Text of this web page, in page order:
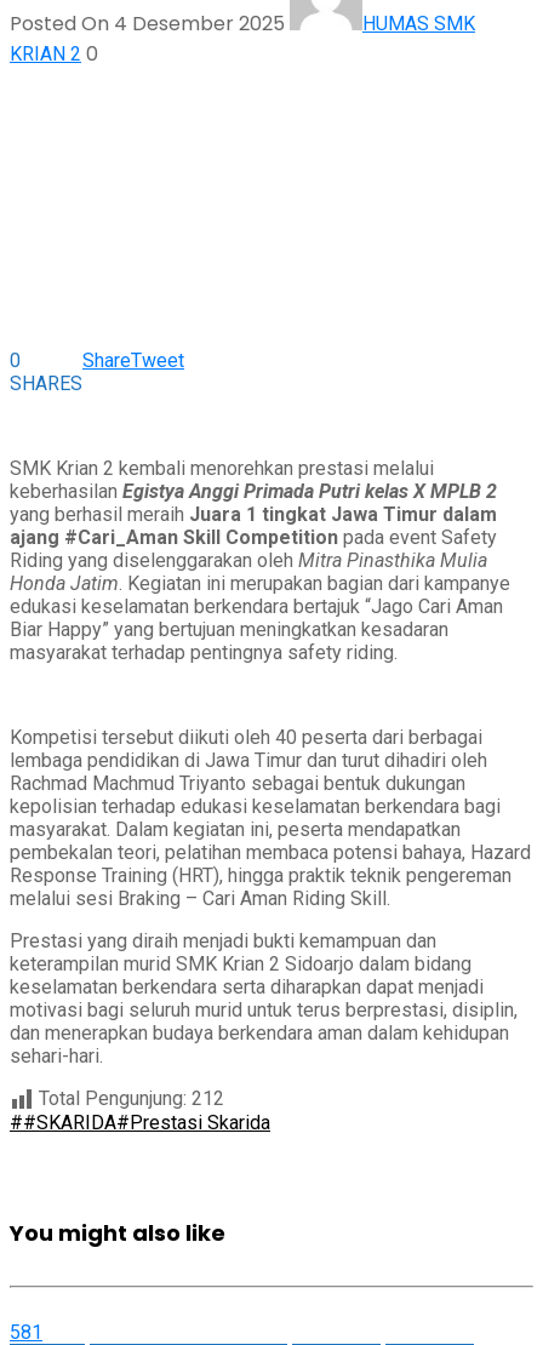
Posted On 4 Desember 2025
HUMAS SMK
KRIAN 2 0
0
SHARES
ShareTweet
SMK Krian 2 kembali menorehkan prestasi melalui
keberhasilan Egistya Anggi Primada Putrikelas X MPLB 2
yang berhasil meraih Juara 1 tingkat Jawa Timur dalam
ajang #Cari_Aman Skill Competition pada event Safety
Riding yang diselenggarakan oleh Mitra Pinasthika Mulia
Honda Jatim . Kegiatan ini merupakan bagian dari kampanye
edukasi keselamatan berkendara bertajuk “Jago Cari Aman
Biar Happy” yang bertujuan meningkatkan kesadaran
masyarakat terhadap pentingnya safety riding.
Kompetisi tersebut diikuti oleh 40 peserta dari berbagai
lembaga pendidikan di Jawa Timur dan turut dihadiri oleh
Rachmad Machmud Triyanto sebagai bentuk dukungan
kepolisian terhadap edukasi keselamatan berkendara bagi
masyarakat. Dalam kegiatan ini, peserta mendapatkan
pembekalan teori, pelatihan membaca potensi bahaya, Hazard
Response Training (HRT), hingga praktik teknik pengereman
melalui sesi Braking – Cari Aman Riding Skill.
Prestasi yang diraih menjadi bukti kemampuan dan
keterampilan murid SMK Krian 2 Sidoarjo dalam bidang
keselamatan berkendara serta diharapkan dapat menjadi
motivasi bagi seluruh murid untuk terus berprestasi, disiplin,
dan menerapkan budaya berkendara aman dalam kehidupan
sehari-hari.
Total Pengunjung: 212
##SKARIDA#Prestasi Skarida
You might also like
581